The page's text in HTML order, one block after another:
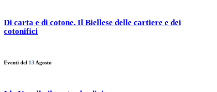
Di carta e di cotone. Il Biellese delle cartiere e dei
cotonifici
Eventi del 13 Agosto